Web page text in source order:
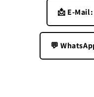
📩 E-
💬